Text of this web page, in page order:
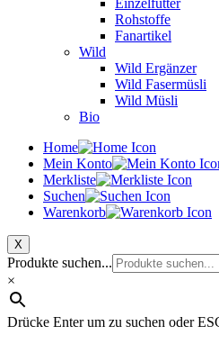
Einzelfutter
Rohstoffe
Fanartikel
Wild
Wild Ergänzer
Wild Fasermüsli
Wild Müsli
Bio
Home
Mein Konto
Merkliste
Suchen
Warenkorb
X
Produkte suchen...
×
Drücke Enter um zu suchen oder